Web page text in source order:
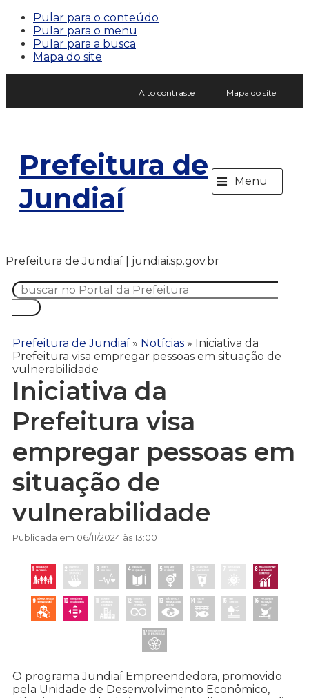
Pular para o conteúdo
Pular para o menu
Pular para a busca
Mapa do site
Alto contraste Mapa do site
Prefeitura de
Jundiaí
≡ Menu
Prefeitura de Jundiaí | jundiai.sp.gov.br
Prefeitura de Jundiaí » Notícias » Iniciativa da
Prefeitura visa empregar pessoas em situação de
vulnerabilidade
Iniciativa da
Prefeitura visa
empregar pessoas em
situação de
vulnerabilidade
Publicada em 06/11/2024 às 13:00
O programa Jundiaí Empreendedora, promovido
pela Unidade de Desenvolvimento Econômico,